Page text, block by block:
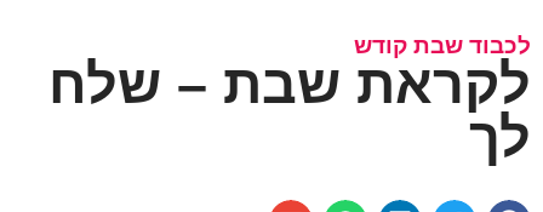
לכבוד שבת קודש
לקראת שבת – שלח
לך